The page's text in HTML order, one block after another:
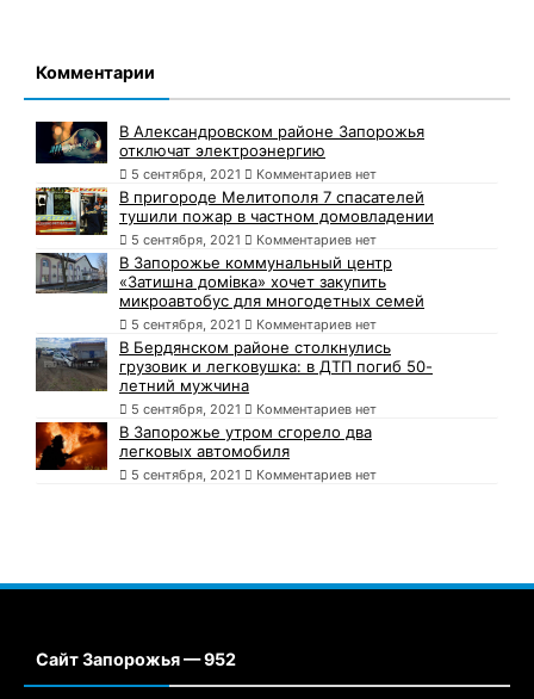
Комментарии
В Александровском районе Запорожья
отключат электроэнергию
5 сентября, 2021 Комментариев нет
В пригороде Мелитополя 7 спасателей
тушили пожар в частном домовладении
5 сентября, 2021 Комментариев нет
В Запорожье коммунальный центр
«Затишна домівка» хочет закупить
микроавтобус для многодетных семей
5 сентября, 2021 Комментариев нет
В Бердянском районе столкнулись
грузовик и легковушка: в ДТП погиб 50-
летний мужчина
5 сентября, 2021 Комментариев нет
В Запорожье утром сгорело два
легковых автомобиля
5 сентября, 2021 Комментариев нет
Сайт Запорожья — 952